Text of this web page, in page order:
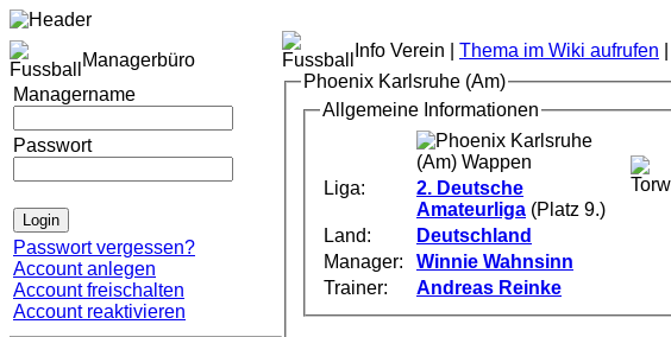
Managerbüro
Managername
Passwort
Passwort vergessen?
Account anlegen
Account freischalten
Account reaktivieren
Info Verein | Thema im Wiki aufrufen
Phoenix Karlsruhe (Am)
Allgemeine Informationen
Liga:
2. Deutsche
Amateurliga (Platz 9.)
Land:
Deutschland
Manager:
Winnie Wahnsinn
Trainer:
Andreas Reinke